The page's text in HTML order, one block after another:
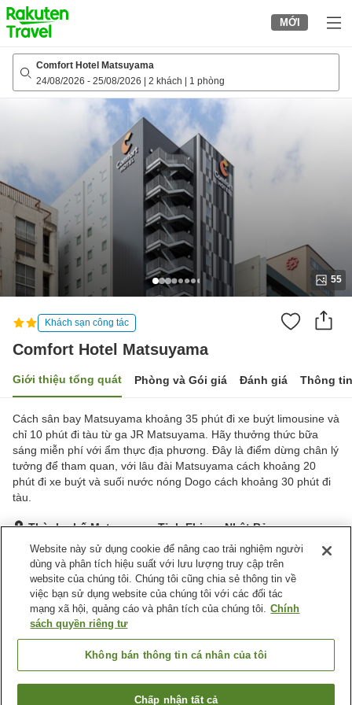
to
top
page
MỚI
Comfort Hotel Matsuyama
24/08/2026 - 25/08/2026 2 khách 1 phòng
55
Khách sạn công tác
Comfort Hotel Matsuyama
Giới thiệu tổng quát Phòng và Gói giá Đánh giá Thông
Cách sân bay Matsuyama khoảng 35 phút đi xe buýt limousine và
chỉ 10 phút đi tàu từ ga JR Matsuyama. Hãy thưởng thức bữa
sáng miễn phí với ẩm thực địa phương. Đây là điểm dừng chân lý
tưởng để tham quan, với lâu đài Matsuyama cách khoảng 20
phút đi xe buýt và suối nước nóng Dogo cách khoảng 30 phút đi
tàu.
Thành phố Matsuyama, Tỉnh Ehime, Nhật Bản
Hiển thị trên bản đồ
Tuyệt vời Đánh giá:1,013lượt
Tiện nghi chỗ nghỉ
Bãi đỗ xe
Máy bán hàng tự động
Giặt ủi có phí
Tỉnh Ehime
Website này sử dụng cookie để nâng cao trải nghiệm người
dùng và phân tích hiệu suất với lưu lượng truy cập trên
website của chúng tôi. Chúng tôi cũng chia sẻ thông tin về
việc bạn sử dụng website của chúng tôi với các đối tác
mạng xã hội, quảng cáo và phân tích của chúng tôi. Chính
sách quyền riêng tư
Không bán thông tin cá nhân của tôi
Chấp nhận tất cả